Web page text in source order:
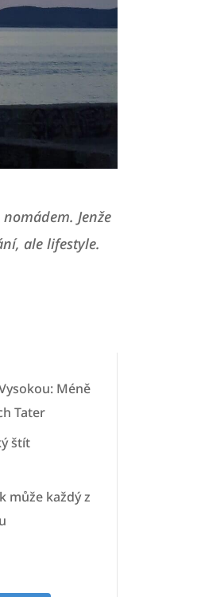
Jenže
ale lifestyle.
Méně
Tater
štít
může každý z